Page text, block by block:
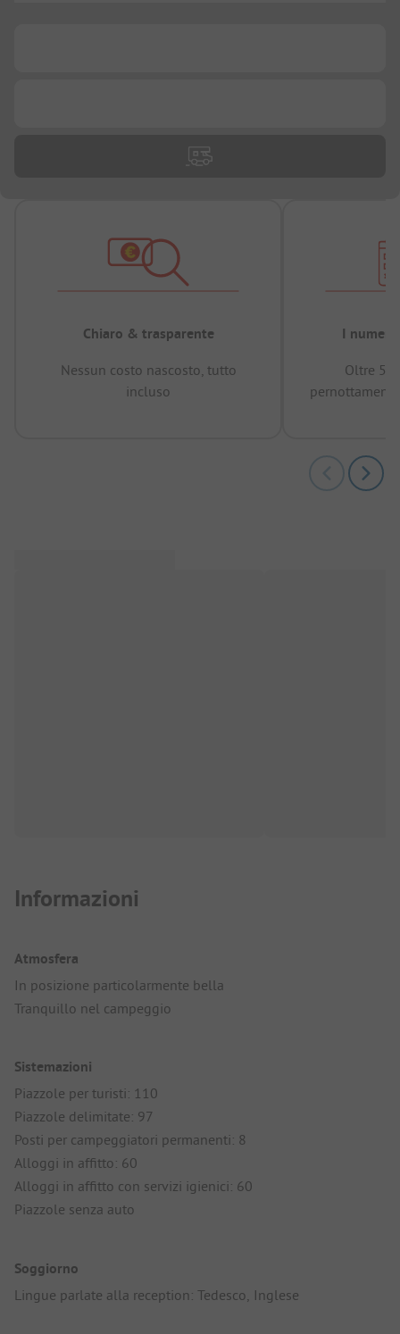
Chiaro & trasparente
Nessun costo nascosto, tutto
incluso
I numeri
Oltre
Informazioni
Atmosfera
In posizione particolarmente bella
Tranquillo nel campeggio
Sistemazioni
Piazzole per turisti: 110
Piazzole delimitate: 97
Posti per campeggiatori permanenti: 8
Alloggi in affitto: 60
Alloggi in affitto con servizi igienici: 60
Piazzole senza auto
Soggiorno
Lingue parlate alla reception: Tedesco, Inglese